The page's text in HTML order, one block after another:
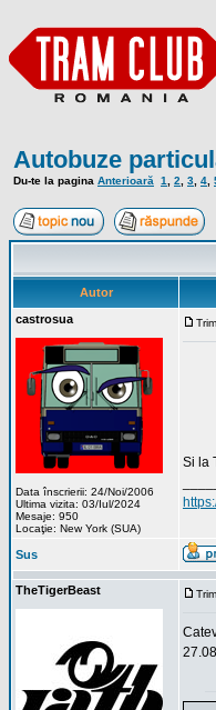
Autobuze
Du-te la pagina Anterioară 1 2 3 4
Autor
castrosua
Data înscrierii: 24/Noi/2006
Ultima vizita: 03/Iul/2024
Mesaje: 950
Locaţie: New York (SUA)
Si la
Sus
TheTigerBeast